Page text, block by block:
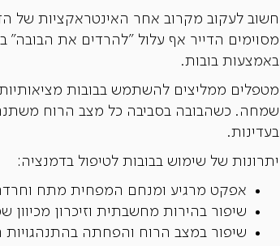
חשוב לעקוב מקרוב אחר האינטראקציות של
מסוימים הדייר אף עלול "להרדים את הבובה"
באמצעות בובות.
מטפלים ממליצים להשתמש בבובות
שמחה. כשהבובה בסביבה כל מצב הרוח
בעדינות.
יתרונות של שימוש בבובות לטיפול בדמנציה:
אפקט מרגיע ומנחם המפחית מתח
שיפור בהירות מחשבתית וזיכרון
שיפור במצב הרוח והפחתה בהתנהגויות